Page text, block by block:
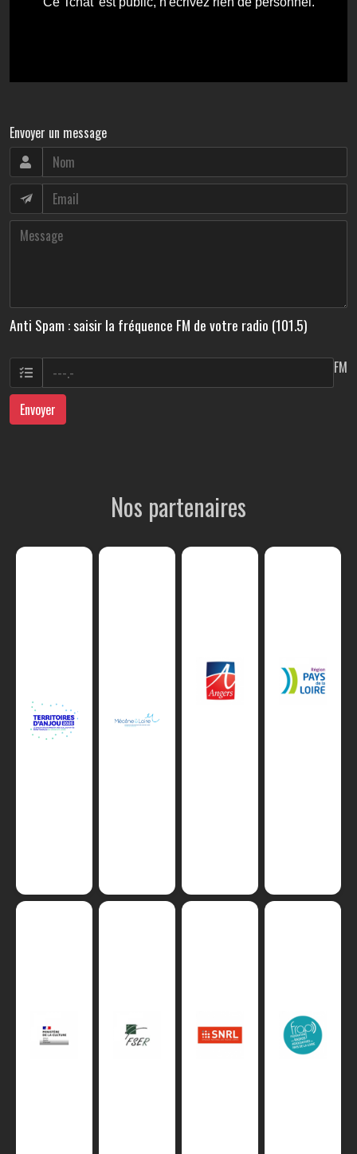
Envoyer un message
Anti Spam : saisir la fréquence FM de votre radio (101.5)
FM
Envoyer
Nos partenaires